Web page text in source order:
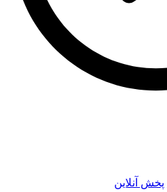
پخش آنلاین